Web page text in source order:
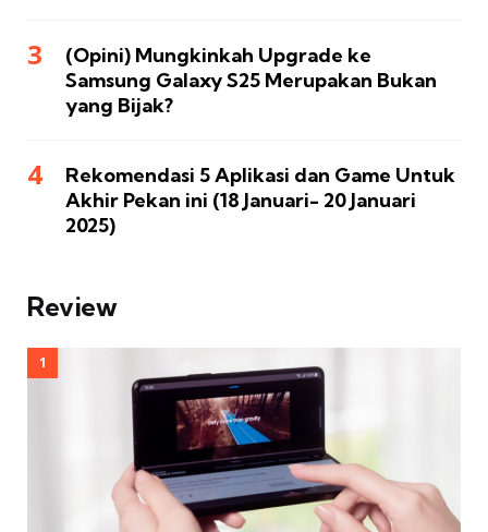
(Opini) Mungkinkah Upgrade ke
Samsung Galaxy S25 Merupakan Bukan
yang Bijak?
Rekomendasi 5 Aplikasi dan Game Untuk
Akhir Pekan ini (18 Januari- 20 Januari
2025)
Review